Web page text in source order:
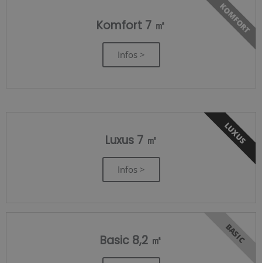
Komfort 7 ㎡
Infos >
KOMFORT
Luxus 7 ㎡
Infos >
LUXUS
Basic 8,2 ㎡ BASIC